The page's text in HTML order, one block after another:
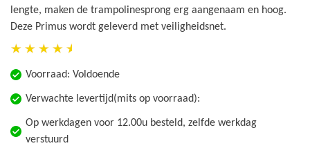
lengte, maken de trampolinesprong erg aangenaam en hoog.
Deze Primus wordt geleverd met veiligheidsnet.
Voorraad: Voldoende
Verwachte levertijd(mits op voorraad):
Op werkdagen voor 12.00u besteld, zelfde werkdag
verstuurd